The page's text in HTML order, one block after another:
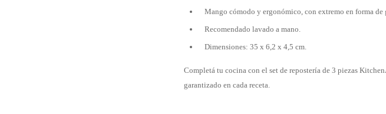
Mango cómodo y ergonómico, con extremo en forma de
Recomendado lavado a mano.
Dimensiones: 35 x 6,2 x 4,5 cm.
Completá tu cocina con el set de repostería de 3 piezas
garantizado en cada receta.